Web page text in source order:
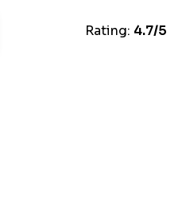
Rating: 4.7/5